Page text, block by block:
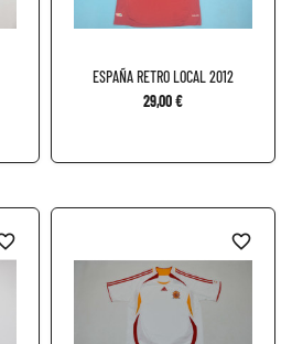
ESPAÑA RETRO LOCAL 2012
29,00 €
favorite_border